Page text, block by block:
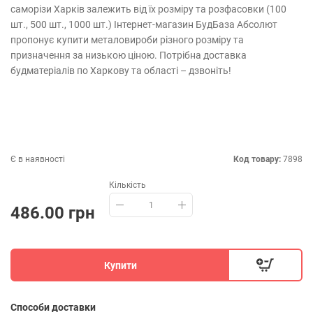
саморізи Харків залежить від їх розміру та розфасовки (100
шт., 500 шт., 1000 шт.) Інтернет-магазин БудБаза Абсолют
пропонує купити металовироби різного розміру та
призначення за низькою ціною. Потрібна доставка
будматеріалів по Харкову та області – дзвоніть!
Є в наявності Код товару: 7898
486.00 грн
Кількість
Купити
Способи доставки